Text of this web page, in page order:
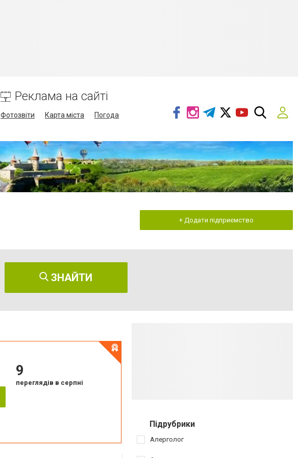
Реклама на сайті
Фотозвіти Карта міста
Погода
+ Додати підприємство
ЗНАЙТИ
9
переглядів в серпні
Підрубрики
Алерголог